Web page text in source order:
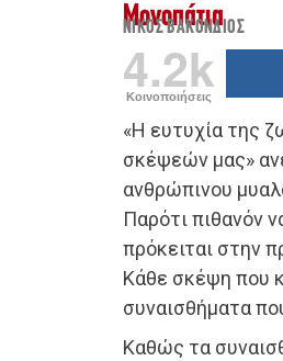
Μονοπάτια
ΝΊΚΟΣ ΒΑΚΌΝΔΙΟΣ
4.2k
Κοινοποιήσεις
«Η ευτυχία της
σκέψεών μας»
ανθρώπινου
Παρότι πιθανόν
πρόκειται στην
Κάθε σκέψη που
συναισθήματα
Καθώς τα